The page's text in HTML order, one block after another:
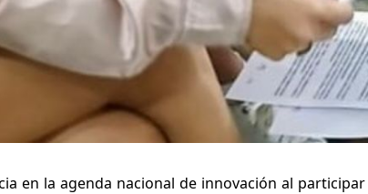
en la agenda nacional de innovación al